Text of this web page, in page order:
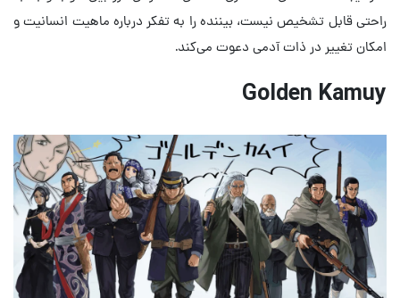
راحتی قابل تشخیص نیست، بیننده را به تفکر درباره ماهیت انسانیت و
امکان تغییر در ذات آدمی دعوت می‌کند.
Golden Kamuy